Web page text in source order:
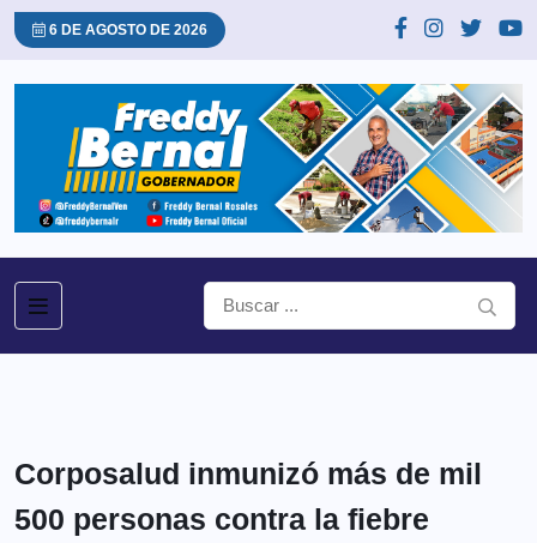
6 DE AGOSTO DE 2026
Corposalud inmunizó más de mil
500 personas contra la fiebre